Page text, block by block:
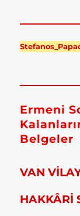
Ermeni
Belgeler
VAN
HAKKÂRİ